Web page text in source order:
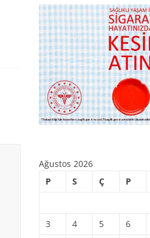
Ağustos 2026
P
S Ç P
3
4 5 6